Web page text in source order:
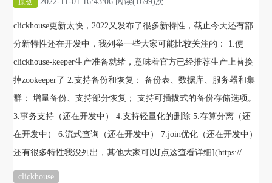
原创
clickhouse更新太快，2022又发布了很多新特性，截止今天还有部
分新特性还在开发中，我列举一些大家可能比较关注的： 1.使
clickhouse-keeper生产准备就绪，意味着官方已经推荐生产上替换
掉zookeeper了 2.支持备份和恢复： 备份表、数据库、服务器和集
群； 增量备份、支持部分恢复； 支持可插拔式的备份存储选项。
3.事务支持（还在开发中） 4.支持轻量化的删除 5.存算分离（还
在开发中） 6.流式查询（还在开发中） 7.join优化（还在开发中）
还有很多特性我没列出，其他大家可以[点这查看详细](https://...
clickhouse